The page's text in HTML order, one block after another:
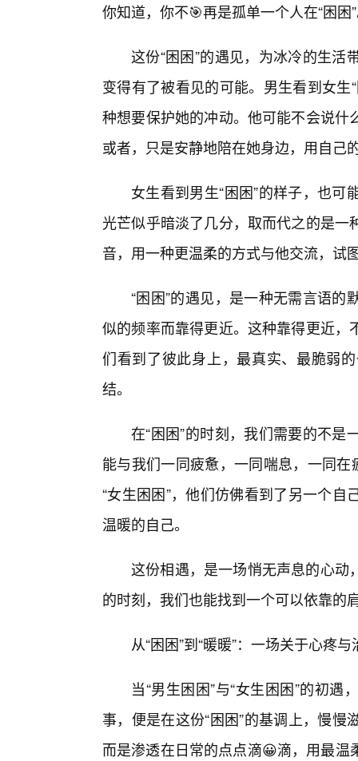
你知道，你不🎯再是孤单一个人在“困困
这份“困困”的遇见，为冰冷的生
变得有了被看见的可能。男生看到女
种想要保护她的冲动。他可能不会说
或者，只是安静地陪在她身边，用自己
女生看到男生“困困”的样子，也
光芒似乎暗淡了几分，取而代之的是
音，用一种更温柔的方式与他交流，试
“困困”的遇见，是一种无需言语
似的频率而靠得更近。这种靠得更近
们看到了彼此身上，最真实、最脆弱
结。
在“困困”的时刻，我们需要的不
能与我们一同疲惫，一同喘息，一同
“女生困困”，他们仿佛看到了另一个
温暖的自己。
这份相遇，是一场悄无声息的心动
的时刻，我们也能找到一个可以依靠的
从“困困”到“暖暖”：一场关于心疼
当“男生困困”与“女生困困”的初
事，便是在这份“困困”的基调上，慢
而是渗透在日常的点点滴😀滴，用最